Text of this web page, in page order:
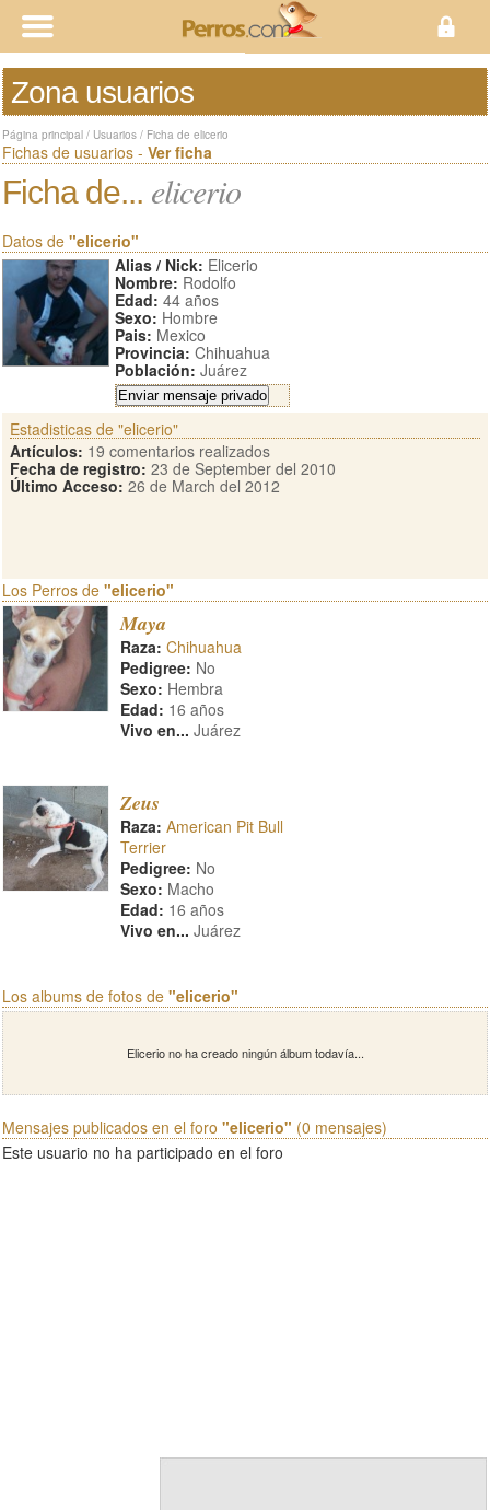
Zona usuarios
Página principal / Usuarios / Ficha de elicerio
Fichas de usuarios - Ver ficha
Ficha de... elicerio
Datos de "elicerio"
Alias / Nick: Elicerio
Nombre: Rodolfo
Edad: 44 años
Sexo: Hombre
Pais: Mexico
Provincia: Chihuahua
Población: Juárez
Estadisticas de "elicerio"
Artículos: 19 comentarios realizados
Fecha de registro: 23 de September del 2010
Último Acceso: 26 de March del 2012
Los Perros de "elicerio"
Maya
Raza: Chihuahua
Pedigree: No
Sexo: Hembra
Edad: 16 años
Vivo en... Juárez
Zeus
Raza: American Pit Bull
Terrier
Pedigree: No
Sexo: Macho
Edad: 16 años
Vivo en... Juárez
Los albums de fotos de "elicerio"
Elicerio no ha creado ningún álbum todavía...
Mensajes publicados en el foro "elicerio" (0 mensajes)
Este usuario no ha participado en el foro